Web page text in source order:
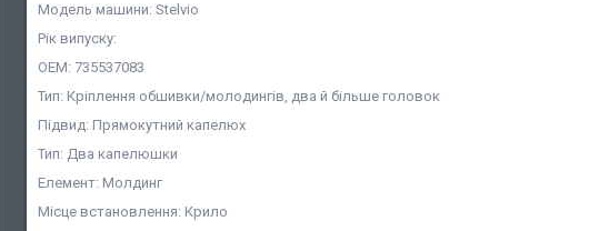
Модель машини: Stelvio
Рік випуску:
OEM: 735537083
Тип: Кріплення обшивки/молодингів, два й більше головок
Підвид: Прямокутний капелюх
Тип: Два капелюшки
Елемент: Молдинг
Місце встановлення: Крило